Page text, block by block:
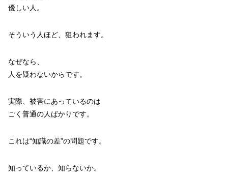
優しい人。
そういう人ほど、狙われます。
なぜなら、
人を疑わないからです。
実際、被害にあっているのは
ごく普通の人ばかりです。
これは“知識の差”の問題です。
知っているか、知らないか。